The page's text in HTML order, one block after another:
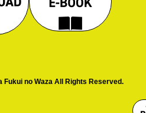
no Waza All Rights Reserved.